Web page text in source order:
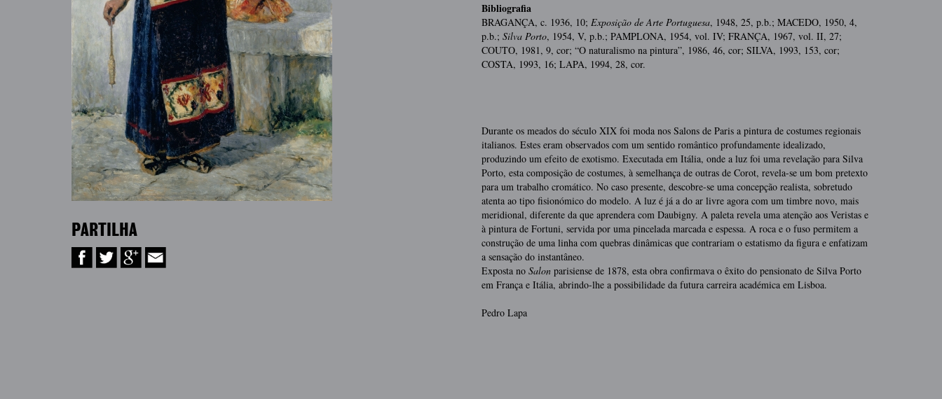
PARTILHA
Bibliografia
BRAGANÇA, c. 1936, 10; Exposição de Arte Portuguesa, 1948, 25, p.b.; MACEDO, 1950, 4,
p.b.; Silva Porto, 1954, V, p.b.; PAMPLONA, 1954, vol. IV; FRANÇA, 1967, vol. II, 27;
COUTO, 1981, 9, cor; “O naturalismo na pintura”, 1986, 46, cor; SILVA, 1993, 153, cor;
COSTA, 1993, 16; LAPA, 1994, 28, cor.
Durante os meados do século XIX foi moda nos Salons de Paris a pintura de costumes regionais
italianos. Estes eram observados com um sentido romântico profundamente idealizado,
produzindo um efeito de exotismo. Executada em Itália, onde a luz foi uma revelação para Silva
Porto, esta composição de costumes, à semelhança de outras de Corot, revela-se um bom pretexto
para um trabalho cromático. No caso presente, descobre-se uma concepção realista, sobretudo
atenta ao tipo fisionómico do modelo. A luz é já a do ar livre agora com um timbre novo, mais
meridional, diferente da que aprendera com Daubigny. A paleta revela uma atenção aos Veristas e
à pintura de Fortuni, servida por uma pincelada marcada e espessa. A roca e o fuso permitem a
construção de uma linha com quebras dinâmicas que contrariam o estatismo da figura e enfatizam
a sensação do instantâneo.
Exposta no Salon parisiense de 1878, esta obra confirmava o êxito do pensionato de Silva Porto
em França e Itália, abrindo-lhe a possibilidade da futura carreira académica em Lisboa.
Pedro Lapa